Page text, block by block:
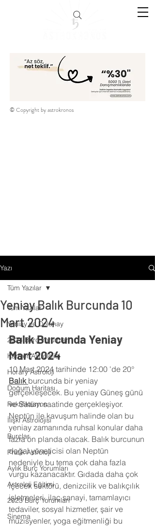
© Copyright by astrokronos
Yazı
Tüm Yazılar
Yeniay ve Dolunay
2024 Burç Yorumları
Kariyer Astrolojisi
Horary Astroloji
Doğum Haritası
Rektifikasyon
İlişki Astrolojisi
Burçlar
Pratik Astroloji
Aylık Burç Yorumları
Astroloji Eğitimi
2023 Burç Yorumları
Sinema
Tüm Yazılar
Yeniay Balık Burcunda 10
Mart 2024
Balık Burcunda Yeniay
Mart 2024
10 Mart 2024 tarihinde 12:00 'de 20°
Balık burcunda bir yeniay
gerçekleşecek. Bu yeniay Güneş günü
ve Satürn saatinde gerçekleşiyor.
Neptün ile kavuşum halinde olan bu
yeniay zamanında ruhsal konular daha
fazla ön planda olacak. Balık burcunun
doğal yöneticisi olan Neptün
nedeniyle bu tema çok daha fazla
vurgu kazanacaktır. Gıdada daha çok
içecek sektörü, denizcilik ve balıkçılık
işletmeleri, ilaç sanayi, tamamlayıcı
tedaviler, sosyal hizmetler, şair ve
müzisyenler, yoga eğitmenliği bu